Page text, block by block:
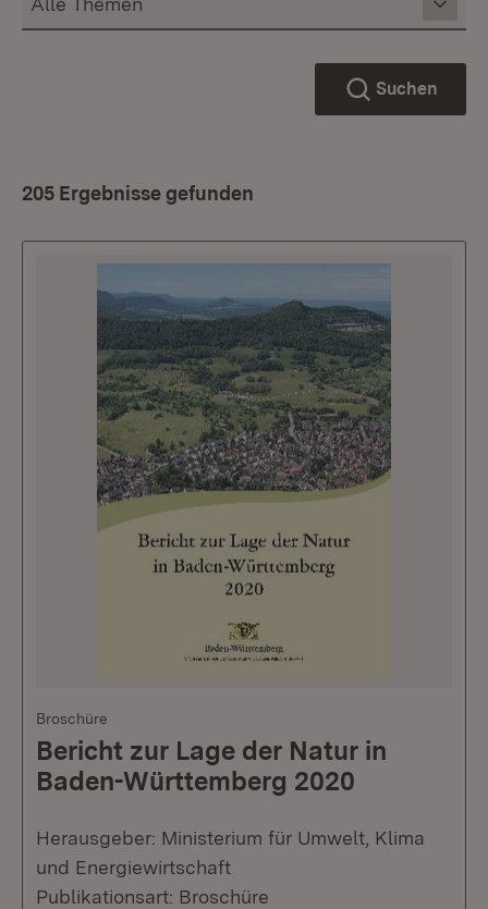
Suchen
205 Ergebnisse gefunden
Broschüre
Bericht zur Lage der Natur in
Baden-Württemberg 2020
Herausgeber: Ministerium für Umwelt, Klima
und Energiewirtschaft
Publikationsart: Broschüre